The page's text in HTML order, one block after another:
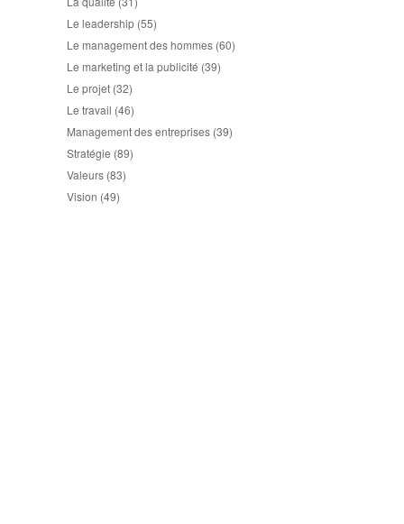
Le leadership (55)
Le management des hommes (60)
Le marketing et la publicité (39)
Le projet (32)
Le travail (46)
Management des entreprises (39)
Stratégie (89)
Valeurs (83)
Vision (49)